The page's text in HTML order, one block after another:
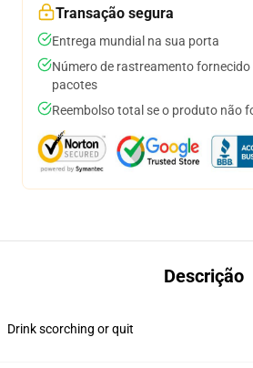
Transação segura
Entrega mundial na sua porta
Número de rastreamento
pacotes
Reembolso total se o produto não
Descrição
Drink scorching or quit